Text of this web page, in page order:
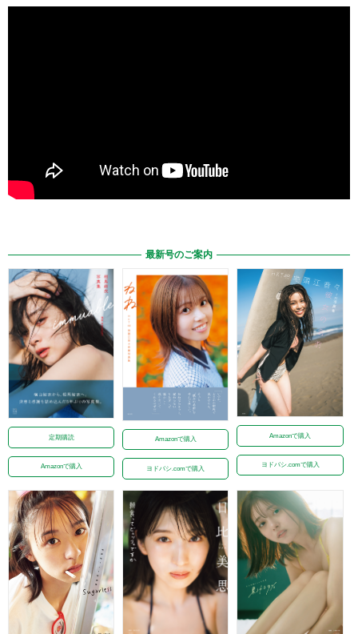
最新号のご案内
定期購読
Amazonで購入
Amazonで購入
ヨドバシ.comで購入
Amazonで購入
ヨドバシ.comで購入